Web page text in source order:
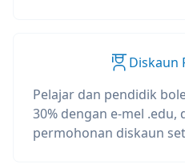
Diskaun
Pelajar dan pendidik
30% dengan e-mel .edu,
permohonan diskaun